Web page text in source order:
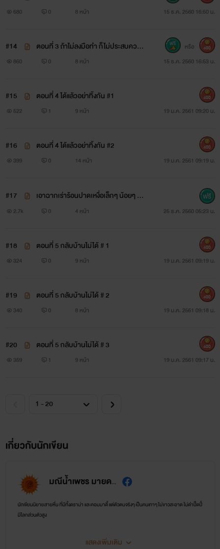
ยังไม่ทำอะไรอีกตั้งหลายอย่าง ยังไม่อยากแต่งงานตอนนี้ “ปิ่นไม่
สำเร็จ # 2
680 0 8 หน้า 15 ธ.ค. 2560 16:50 น.
#14
ตอนที่ 3 ถ้าไม่ลงมือทำ ก็ไม่ประสบความ
สำเร็จ # 3
860 0 8 หน้า 15 ธ.ค. 2560 16:53 น.
หรือ 400
#15 ตอนที่ 4 ได้แล้วอย่าทิ้งกัน #1
522 1 9 หน้า 19 ม.ค. 2561 09:20 น.
400
#16 ตอนที่ 4 ได้แล้วอย่าทิ้งกัน #2
399 0 14 หน้า 19 ม.ค. 2561 09:19 น.
400
#17
เอาฉากเร่าร้อนปาดเหงื่อเล็กๆ น้อยๆ ขอ
งหลงชู้ มาฝากค่ะ
2.7k 0 4 หน้า 25 ธ.ค. 2560 05:23 น.
#18 ตอนที่ 5 กลับบ้านไม่ได้ # 1
324 0 9 หน้า 19 ม.ค. 2561 09:19 น.
400
#19 ตอนที่ 5 กลับบ้านไม่ได้ # 2
340 0 8 หน้า 19 ม.ค. 2561 09:18 น.
400
#20 ตอนที่ 5 กลับบ้านไม่ได้ # 3
359 1 9 หน้า 19 ม.ค. 2561 09:17 น.
400
เกี่ยวกับนักเขียน
มณีน้ำเพชร มายดาร์ลิ่ง จรัสอรุณ
นักเขียนนิยายสายหื่น ที่มีทั้งดราม่า และคอมมาดี้ แต่ตัวตนจริงๆ เป็นคนเทาๆ ไม่ขาวสะอาด ไม่ดำปี๊ดปี๋
มีโลกส่วนตัวสูง
แสดงเพิ่มเติม